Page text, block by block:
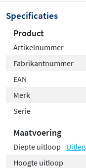
Specificaties
Product
Artikelnummer
Fabrikantnummer
EAN
Merk
Serie
Maatvoering
Diepte uitloop Uitleg
Hoogte uitloop